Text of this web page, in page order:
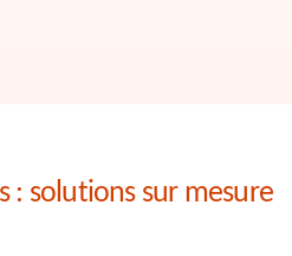
: solutions sur mesure